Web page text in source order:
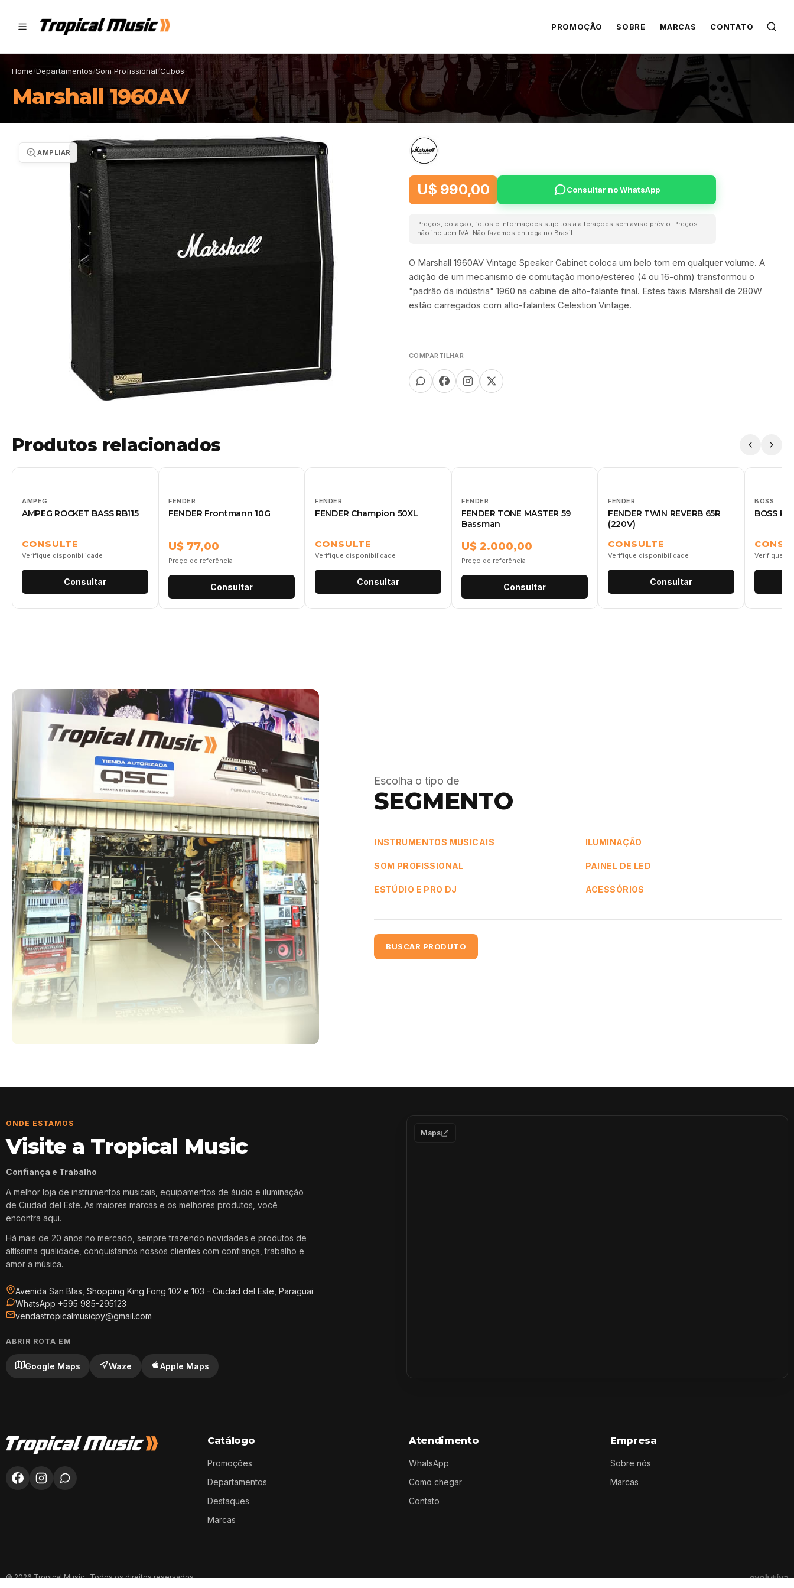
PROMOÇÃO SOBRE MARCAS CONTATO
Home/Departamentos/Som Profissional/Cubos
Marshall 1960AV
AMPLIAR
U$ 990,00 Consultar no WhatsApp
Preços, cotação, fotos e informações sujeitos a alterações sem aviso prévio. Preços
não incluem IVA. Não fazemos entrega no Brasil.
O Marshall 1960AV Vintage Speaker Cabinet coloca um belo tom em qualquer volume. A
adição de um mecanismo de comutação mono/estéreo (4 ou 16-ohm) transformou o
"padrão da indústria" 1960 na cabine de alto-falante final. Estes táxis Marshall de 280W
estão carregados com alto-falantes Celestion Vintage.
COMPARTILHAR
Produtos relacionados
AMPEG
AMPEG ROCKET BASS RB115
CONSULTE
Verifique disponibilidade
Consultar
FENDER
FENDER Frontmann 10G
U$ 77,00
Preço de referência
Consultar
FENDER
FENDER Champion 50XL
CONSULTE
Verifique disponibilidade
Consultar
FENDER
FENDER TONE MASTER 59
Bassman
U$ 2.000,00
Preço de referência
Consultar
FENDER
FENDER TWIN REVERB 65R
(220V)
CONSULTE
Verifique disponibilidade
Consultar
BOSS
BOSS
Verifique
Escolha o tipo de
SEGMENTO
INSTRUMENTOS MUSICAIS ILUMINAÇÃO
SOM PROFISSIONAL PAINEL DE LED
ESTÚDIO E PRO DJ ACESSÓRIOS
BUSCAR PRODUTO
ONDE ESTAMOS
Visite a Tropical Music
Confiança e Trabalho
A melhor loja de instrumentos musicais, equipamentos de áudio e iluminação
de Ciudad del Este. As maiores marcas e os melhores produtos, você
encontra aqui.
Há mais de 20 anos no mercado, sempre trazendo novidades e produtos de
altíssima qualidade, conquistamos nossos clientes com confiança, trabalho e
amor a música.
Avenida San Blas, Shopping King Fong 102 e 103 - Ciudad del Este, Paraguai
WhatsApp +595 985-295123
vendastropicalmusicpy@gmail.com
ABRIR ROTA EM
Google Maps Waze Apple Maps
Maps
Catálogo
Promoções
Departamentos
Destaques
Marcas
Atendimento
WhatsApp
Como chegar
Contato
Empresa
Sobre nós
Marcas
©2026Tropical Music · Todos os direitos reservados.